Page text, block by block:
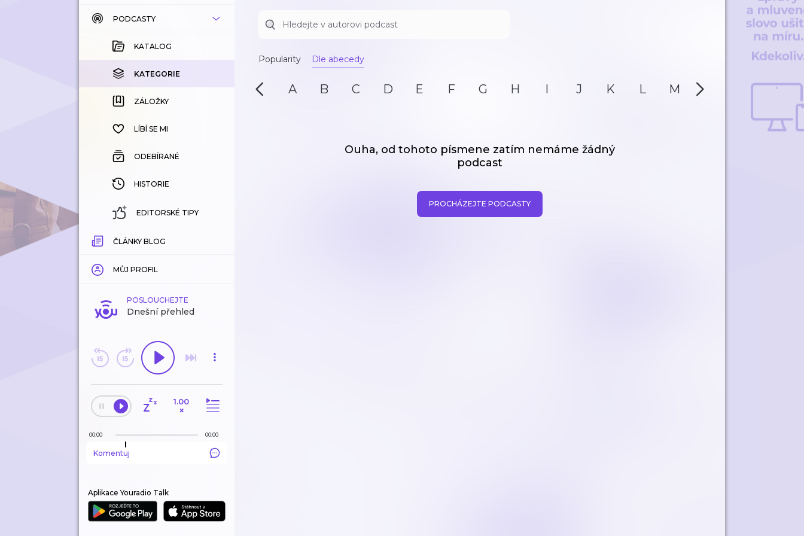
KATALOG
KOUPENÉ
KATEGORIE
ZÁLOŽKY
HISTORIE
PODCASTY
KATALOG
KATEGORIE
ZÁLOŽKY
LÍBÍ SE MI
ODEBÍRANÉ
HISTORIE
EDITORSKÉ TIPY
ČLÁNKY BLOG
MŮJ PROFIL
POSLOUCHEJTE
Dnešní přehled
1.00
×
00:00 00:00
Komentuj
Aplikace Youradio Talk
Popularity Dle abecedy
A B C D E F G H I J K L M N P
Ouha, od tohoto písmene zatím nemáme žádný
podcast
PROCHÁZEJTE PODCASTY